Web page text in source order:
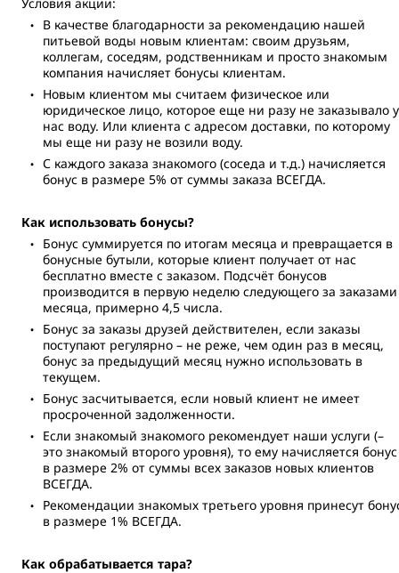
В качестве благодарности за рекомендацию нашей
питьевой воды новым клиентам: своим друзьям,
коллегам, соседям, родственникам и просто знакомым
компания начисляет бонусы клиентам.
Новым клиентом мы считаем физическое или
юридическое лицо, которое еще ни разу не заказывало у
нас воду. Или клиента с адресом доставки, по которому
мы еще ни разу не возили воду.
С каждого заказа знакомого (соседа и т.д.) начисляется
бонус в размере 5% от суммы заказа ВСЕГДА.
Как использовать бонусы?
Бонус суммируется по итогам месяца и превращается в
бонусные бутыли, которые клиент получает от нас
бесплатно вместе с заказом. Подсчёт бонусов
производится в первую неделю следующего за заказами
месяца, примерно 4,5 числа.
Бонус за заказы друзей действителен, если заказы
поступают регулярно – не реже, чем один раз в месяц,
бонус за предыдущий месяц нужно использовать в
текущем.
Бонус засчитывается, если новый клиент не имеет
просроченной задолженности.
Если знакомый знакомого рекомендует наши услуги (–
это знакомый второго уровня), то ему начисляется бонус
в размере 2% от суммы всех заказов новых клиентов
ВСЕГДА.
Рекомендации знакомых третьего уровня принесут
в размере 1% ВСЕГДА.
Как обрабатывается тара?